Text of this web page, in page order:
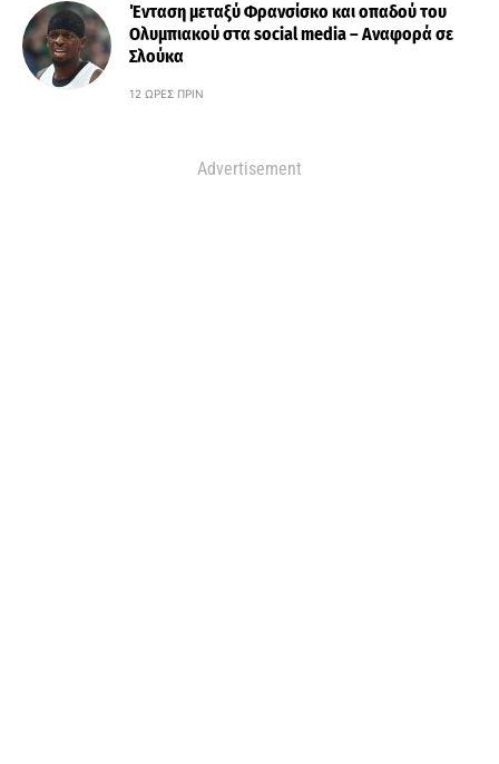
Ένταση μεταξύ Φρανσίσκο και οπαδού του
Ολυμπιακού στα social media – Αναφορά σε
Σλούκα
12 ΏΡΕΣ ΠΡΙΝ
Advertisement